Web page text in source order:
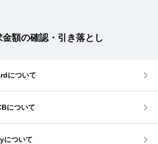
金額の確認・引き落とし
について
について
について